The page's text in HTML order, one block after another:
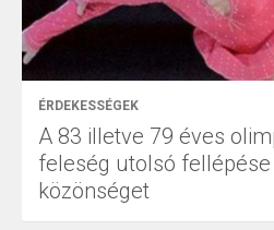
ÉRDEKESSÉGEK
A 83 illetve 79 éves
feleség utolsó
közönséget